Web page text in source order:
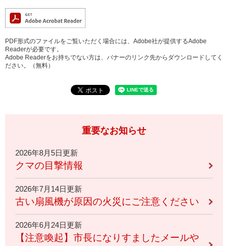
PDF形式のファイルをご覧いただく場合には、Adobe社が提供するAdobe
Readerが必要です。
Adobe Readerをお持ちでない方は、バナーのリンク先からダウンロードしてく
ださい。（無料）
重要なお知らせ
2026年8月5日更新
クマの目撃情報
2026年7月14日更新
古い扇風機が原因の火災にご注意ください
2026年6月24日更新
【注意喚起】市長になりすましたメールや